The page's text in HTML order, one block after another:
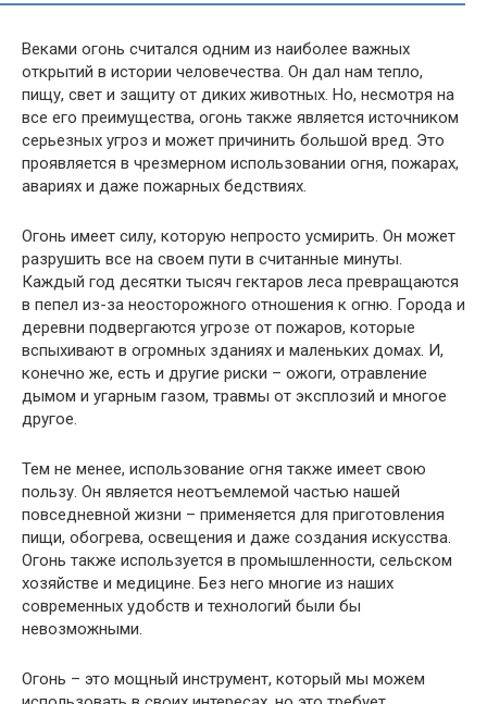
Веками огонь считался одним из наиболее важных
открытий в истории человечества. Он дал нам тепло,
пищу, свет и защиту от диких животных. Но, несмотря на
все его преимущества, огонь также является источником
серьезных угроз и может причинить большой вред. Это
проявляется в чрезмерном использовании огня, пожарах,
авариях и даже пожарных бедствиях.
Огонь имеет силу, которую непросто усмирить. Он может
разрушить все на своем пути в считанные минуты.
Каждый год десятки тысяч гектаров леса превращаются
в пепел из-за неосторожного отношения к огню. Города и
деревни подвергаются угрозе от пожаров, которые
вспыхивают в огромных зданиях и маленьких домах. И,
конечно же, есть и другие риски – ожоги, отравление
дымом и угарным газом, травмы от эксплозий и многое
другое.
Тем не менее, использование огня также имеет свою
пользу. Он является неотъемлемой частью нашей
повседневной жизни – применяется для приготовления
пищи, обогрева, освещения и даже создания искусства.
Огонь также используется в промышленности, сельском
хозяйстве и медицине. Без него многие из наших
современных удобств и технологий были бы
невозможными.
Огонь – это мощный инструмент, который мы можем